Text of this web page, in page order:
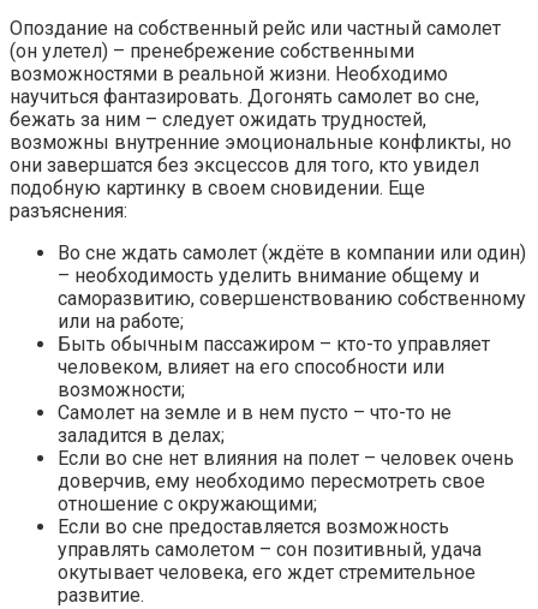
Опоздание на собственный рейс или частный самолет
(он улетел) – пренебрежение собственными
возможностями в реальной жизни. Необходимо
научиться фантазировать. Догонять самолет во сне,
бежать за ним – следует ожидать трудностей,
возможны внутренние эмоциональные конфликты, но
они завершатся без эксцессов для того, кто увидел
подобную картинку в своем сновидении. Еще
разъяснения:
Во сне ждать самолет (ждёте в компании или один)
– необходимость уделить внимание общему и
саморазвитию, совершенствованию собственному
или на работе;
Быть обычным пассажиром – кто-то управляет
человеком, влияет на его способности или
возможности;
Самолет на земле и в нем пусто – что-то не
заладится в делах;
Если во сне нет влияния на полет – человек очень
доверчив, ему необходимо пересмотреть свое
отношение с окружающими;
Если во сне предоставляется возможность
управлять самолетом – сон позитивный, удача
окутывает человека, его ждет стремительное
развитие.